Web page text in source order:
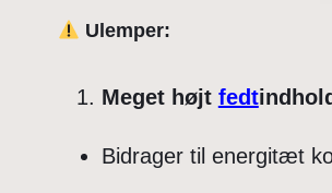
Ulemper:
Meget højt fedtindhold
Bidrager til energitæt